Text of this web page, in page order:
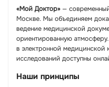
«Мой Доктор» —
Москве. Мы объединяем
ведение медицинской
ориентированную
в электронной медицинской
исследований доступны
Наши принципы